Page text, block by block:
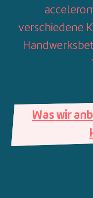
verschiedene
Was wir